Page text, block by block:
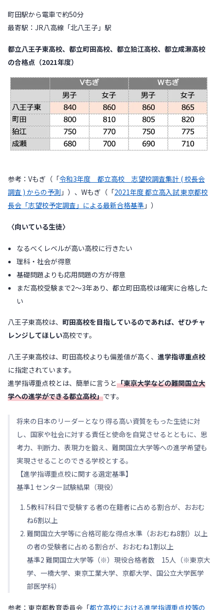
町田駅から電車で約50分
最寄駅：JR八高線「北八王子」駅
都立八王子東高校、都立町田高校、都立狛江高校、都立成瀬高校
の合格点（2021年度）
参考：Vもぎ（「令和3年度 都立高校 志望校調査集計 ( 校長会
調査 ) からの予測 」）、Wもぎ（「2021年度 都立高入試 東京都校
長会「志望校予定調査」による最新合格基準 」）
〈向いている生徒〉
なるべくレベルが高い高校に行きたい
理科・社会が得意
基礎問題よりも応用問題の方が得意
まだ高校受験まで2〜3年あり、都立町田高校は確実に合格した
い
八王子東高校は、 町田高校を目指しているのであれば、ぜひチャ
レンジしてほしい高校です。
八王子東高校は、町田高校よりも偏差値が高く、 進学指導重点校
に指定されています。
進学指導重点校とは、簡単に言うと「東京大学などの難関国立大
学への進学ができる都立高校」です。
将来の日本のリーダーとなり得る高い資質をもった生徒に対
し、国家や社会に対する責任と使命を自覚させるとともに、思
考力、判断力、表現力を鍛え、難関国立大学等への進学希望も
実現させることのできる学校とする。
【進学指導重点校に関する選定基準】
基準1 センター試験結果（現役）
5教科7科目で受験する者の在籍者に占める割合が、おおむ
ね6割以上
難関国立大学等に合格可能な得点水準（おおむね8割）以上
の者の受験者に占める割合が、おおむね1割以上
基準2 難関国立大学等（※）現役合格者数 15人（※東京大
学、一橋大学、東京工業大学、京都大学、国公立大学医学
部医学科）
参考：東京都教育委員会「都立高校における進学指導重点校等の